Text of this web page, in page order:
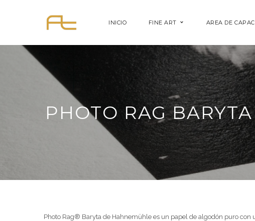
INICIO FINE ART AREA DE
PHOTO RAG BARYTA
Photo Rag® Baryta de Hahnemühle es un papel de algodón puro